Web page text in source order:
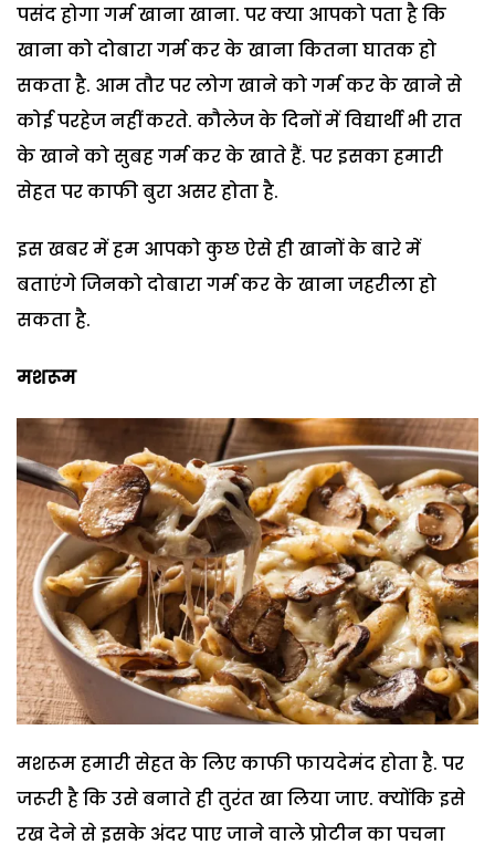
पसंद होगा गर्म खाना खाना. पर क्या आपको पता है कि
खाना को दोबारा गर्म कर के खाना कितना घातक हो
सकता है. आम तौर पर लोग खाने को गर्म कर के खाने से
कोई परहेज नहीं करते. कौलेज के दिनों में विद्यार्थी भी रात
के खाने को सुबह गर्म कर के खाते हैं. पर इसका हमारी
सेहत पर काफी बुरा असर होता है.
इस खबर में हम आपको कुछ ऐसे ही खानों के बारे में
बताएंगे जिनको दोबारा गर्म कर के खाना जहरीला हो
सकता है.
मशरूम
मशरूम हमारी सेहत के लिए काफी फायदेमंद होता है. पर
जरूरी है कि उसे बनाते ही तुरंत खा लिया जाए. क्योंकि इसे
रख देने से इसके अंदर पाए जाने वाले प्रोटीन का पचना